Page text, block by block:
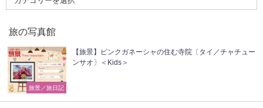
旅の写真館
旅景／旅日記
【旅景】ピンクガネーシャの住む寺院〔タイ／チャチュー
ンサオ〕＜Kids＞